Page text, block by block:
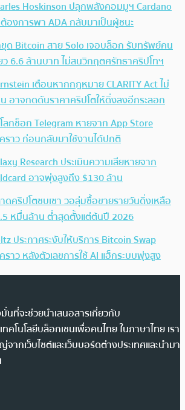
Hoskinson ปลุกพลังคอมมูฯ Cardano
องการพา ADA กลับมาเป็นผู้ชนะ
ด Bitcoin สาย Solo เจอบล็อก รับทรัพย์คน
ว 6.6 ล้านบาท ไม่สนวิกฤตศรัทธาคริปโทฯ
เตือนหากกฎหมาย CLARITY Act ไม่
อาจกดดันราคาคริปโตให้ดิ่งลงอีกระลอก
ลกช็อก Telegram หายจาก App Store
ราว ก่อนกลับมาใช้งานได้ปกติ
Research ประเมินความเสียหายจาก
อาจพุ่งสูงถึง $130 ล้าน
ดคริปโตซบเซา วอลุ่มซื้อขายรายวันดิ่งเหลือ
หมื่นล้าน ต่ำสุดตั้งแต่ต้นปี 2026
ประกาศระงับให้บริการ Bitcoin Swap
ราว หลังตัวเลขการใช้ AI แฮ็กระบบพุ่งสูง
นที่จะช่วยนำเสนอสารเกี่ยวกับ
คโนโลยีบล็อกเชนเพื่อคนไทย ในภาษาไทย เรา
ากเว็บไซต์และเว็บบอร์ดต่างประเทศและนำมา